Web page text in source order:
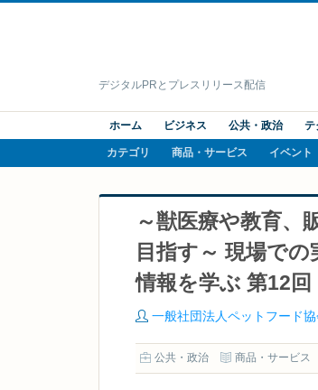
デジタルPRとプレスリリース配信
ホーム ビジネス 公共・政治 テ
カテゴリ 商品・サービス イベント
～獣医療や教育、
目指す～ 現場で
情報を学ぶ 第12
一般社団法人ペットフード
公共・政治 商品・サービス